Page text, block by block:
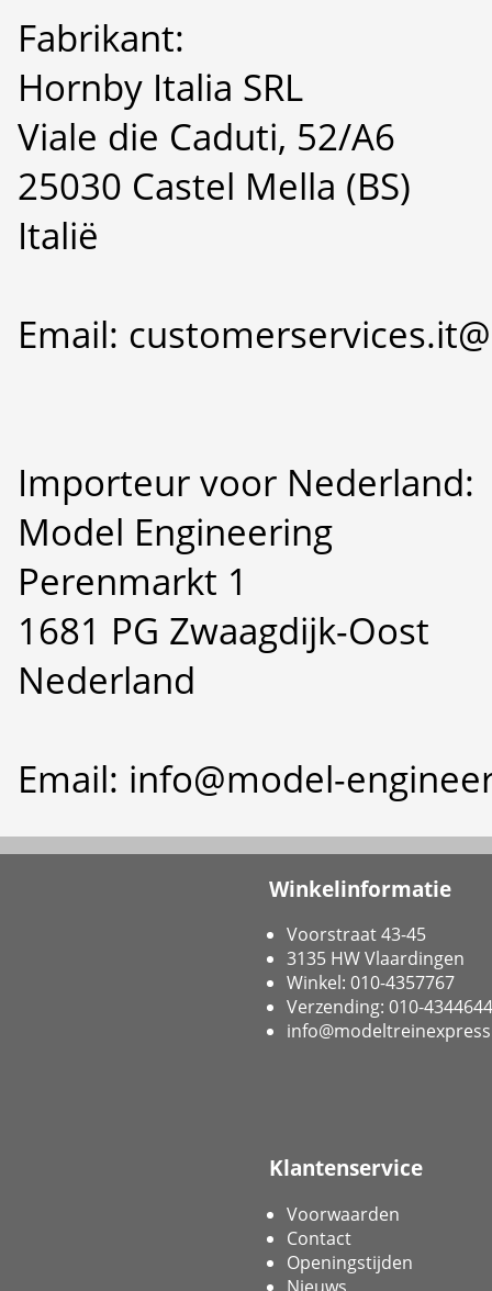
Fabrikant:
Hornby Italia SRL
Viale die Caduti, 52/A6
25030 Castel Mella (BS)
Italië
Email:
Importeur voor Nederland:
Model Engineering
Perenmarkt 1
1681 PG Zwaagdijk-Oost
Nederland
Email: info@model-
Winkelinformatie
Voorstraat 43-45
3135 HW Vlaardingen
Winkel: 010-4357767
Verzending: 010-4344644
Klantenservice
Voorwaarden
Contact
Openingstijden